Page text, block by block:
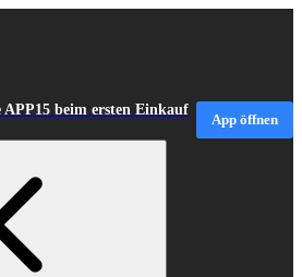
beim ersten Einkauf
App öffnen